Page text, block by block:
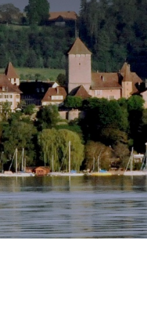
Jetzt starten